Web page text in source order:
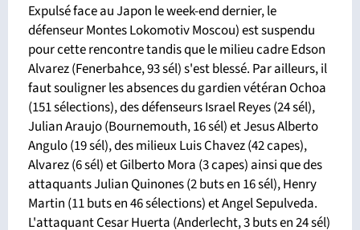
Expulsé face au Japon le week-end dernier, le
défenseur Montes Lokomotiv Moscou) est suspendu
pour cette rencontre tandis que le milieu cadre Edson
Alvarez (Fenerbahce, 93 sél) s'est blessé. Par ailleurs, il
faut souligner les absences du gardien vétéran Ochoa
(151 sélections), des défenseurs Israel Reyes (24 sél),
Julian Araujo (Bournemouth, 16 sél) et Jesus Alberto
Angulo (19 sél), des milieux Luis Chavez (42 capes),
Alvarez (6 sél) et Gilberto Mora (3 capes) ainsi que des
attaquants Julian Quinones (2 buts en 16 sél), Henry
Martin (11 buts en 46 sélections) et Angel Sepulveda.
L'attaquant Cesar Huerta (Anderlecht, 3 buts en 24 sél)